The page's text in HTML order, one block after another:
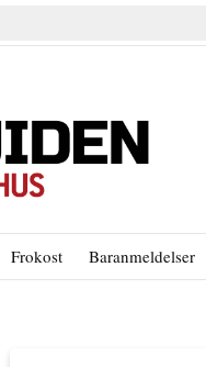
Frokost Baranmeldelser